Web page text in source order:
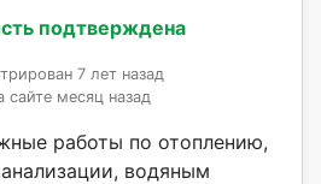
подтверждена
7 лет назад
сайте месяц назад
работы по отоплению,
водяным